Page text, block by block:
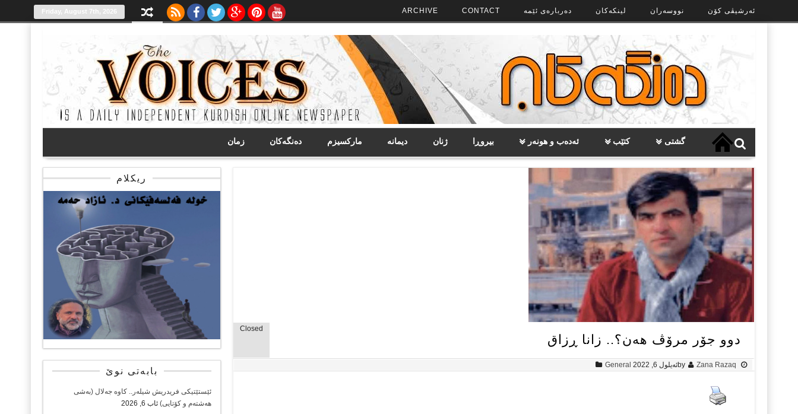
ئەرشیڤی کۆن نووسەران لینکەکان دەربارەی ئێمە CONTACT
ARCHIVE
Friday, August 7th, 2026
گشتی کتێب ئەدەب و هونەر بیروڕا ژنان دیمانە مارکسیزم دەنگەکان زمان
دوو جۆر مرۆڤ هەن؟.. زانا ڕزاق
Closed
by Zana Razaq ئه‌یلول 6, 2022 General
ریکلام
بابەتی نوێ
ئێستێتیکی فریدریش شیلەر.. کاوە جەلال (بەشی
هەشتەم و کۆتایی) ئاب 6, 2026